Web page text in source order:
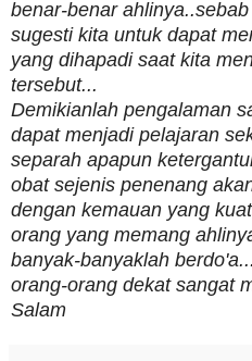
benar-benar
sugesti kita untuk dapat
yang dihapadi saat kita
tersebut...
Demikianlah pengalaman
dapat menjadi pelajaran
separah apapun
obat sejenis penenang
dengan kemauan yang
orang yang memang
banyak-banyaklah
orang-orang dekat sangat
Salam